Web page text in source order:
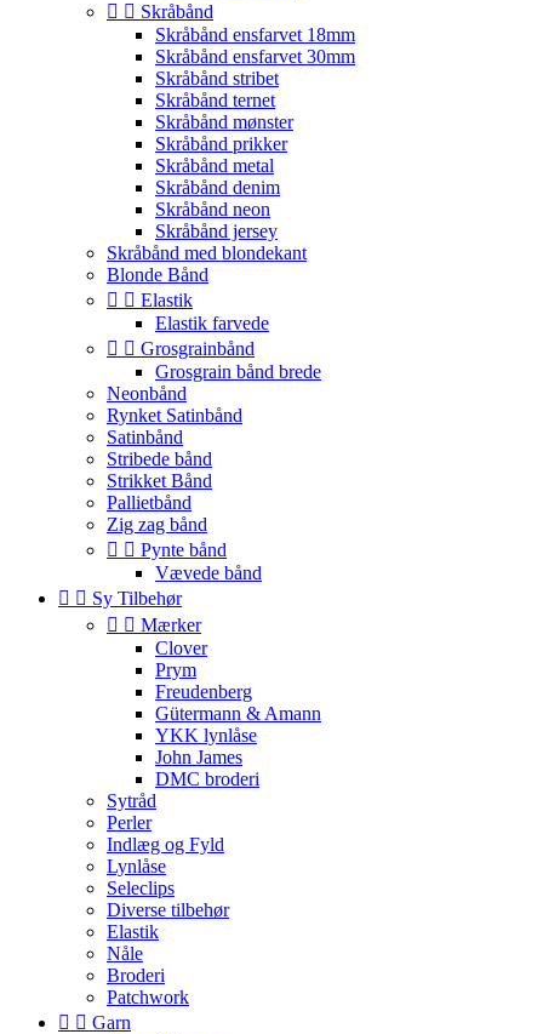
  Skråbånd
Skråbånd ensfarvet 18mm
Skråbånd ensfarvet 30mm
Skråbånd stribet
Skråbånd ternet
Skråbånd mønster
Skråbånd prikker
Skråbånd metal
Skråbånd denim
Skråbånd neon
Skråbånd jersey
Skråbånd med blondekant
Blonde Bånd
  Elastik
Elastik farvede
  Grosgrainbånd
Grosgrain bånd brede
Neonbånd
Rynket Satinbånd
Satinbånd
Stribede bånd
Strikket Bånd
Pallietbånd
Zig zag bånd
  Pynte bånd
Vævede bånd
  Sy Tilbehør
  Mærker
Clover
Prym
Freudenberg
Gütermann & Amann
YKK lynlåse
John James
DMC broderi
Sytråd
Perler
Indlæg og Fyld
Lynlåse
Seleclips
Diverse tilbehør
Elastik
Nåle
Broderi
Patchwork
  Garn